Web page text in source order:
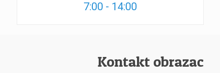
7:00 - 14:00
Kontakt obrazac